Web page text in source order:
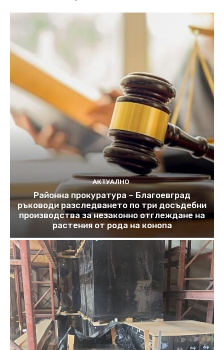
АКТУАЛНО
Районна прокуратура – Благоевград
ръководи разследването по три досъдебни
производства за незаконно отглеждане на
растения от рода на конопа